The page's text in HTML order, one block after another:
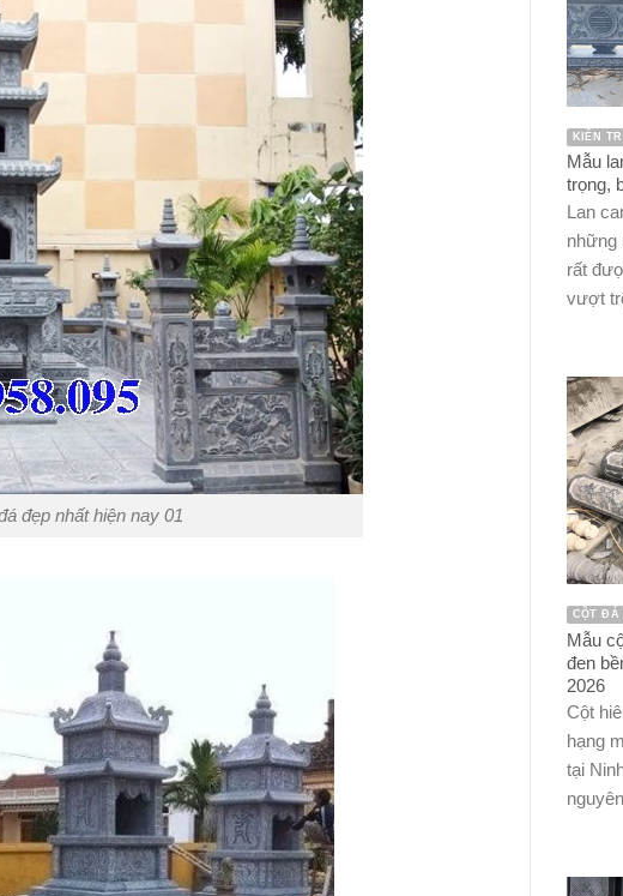
đẹp nhất hiện nay 01
KIẾN
Mẫu
trọng,
Lan
những
rất
vượt
CỘT ĐÁ
Mẫu
đen
2026
Cột
hạng
tại